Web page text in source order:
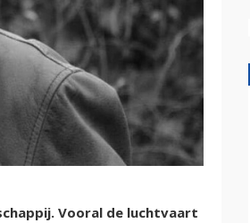
Vooral de luchtvaart